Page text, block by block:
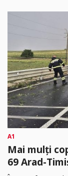
A1
Mai mulți
69 Arad-